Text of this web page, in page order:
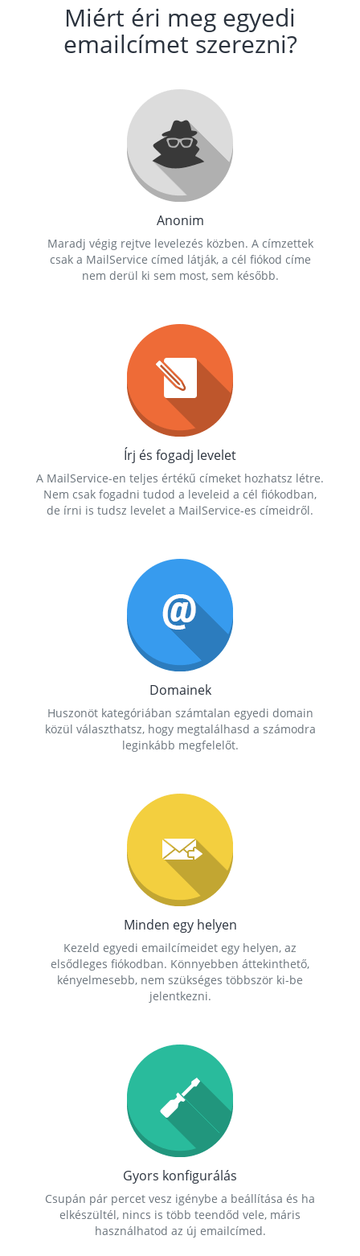
Miért éri meg egyedi
emailcímet szerezni?
Anonim
Maradj végig rejtve levelezés közben. A címzettek
csak a MailService címed látják, a cél fiókod címe
nem derül ki sem most, sem később.
Írj és fogadj levelet
A MailService-en teljes értékű címeket hozhatsz létre.
Nem csak fogadni tudod a leveleid a cél fiókodban,
de írni is tudsz levelet a MailService-es címeidről.
Domainek
Huszonöt kategóriában számtalan egyedi domain
közül választhatsz, hogy megtalálhasd a számodra
leginkább megfelelőt.
Minden egy helyen
Kezeld egyedi emailcímeidet egy helyen, az
elsődleges fiókodban. Könnyebben áttekinthető,
kényelmesebb, nem szükséges többször ki-be
jelentkezni.
Gyors konfigurálás
Csupán pár percet vesz igénybe a beállítása és ha
elkészültél, nincs is több teendőd vele, máris
használhatod az új emailcímed.